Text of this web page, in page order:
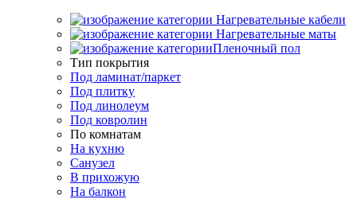
Нагревательные кабели
Нагревательные маты
Пленочный пол
Тип покрытия
Под ламинат/паркет
Под плитку
Под линолеум
Под ковролин
По комнатам
На кухню
Санузел
В прихожую
На балкон